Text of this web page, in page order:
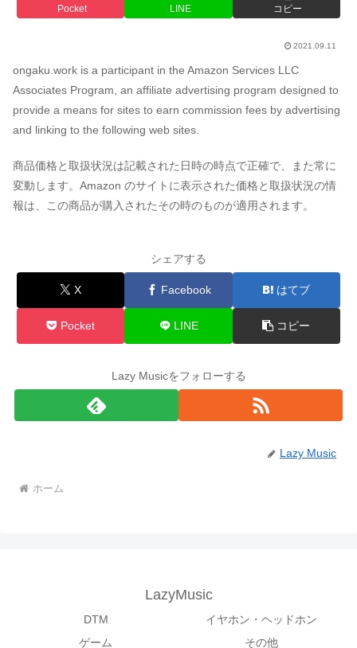
Pocket LINE コピー
2021.09.11
ongaku.work is a participant in the Amazon Services LLC
Associates Program, an affiliate advertising program designed to
provide a means for sites to earn commission fees by advertising
and linking to the following web sites.
商品価格と取扱状況は記載された日時の時点で正確で、また常に
変動します。Amazon のサイトに表示された価格と取扱状況の情
報は、この商品が購入されたその時のものが適用されます。
シェアする
X Facebook はてブ
Pocket LINE コピー
Lazy Musicをフォローする
Lazy Music
ホーム
LazyMusic
DTM
イヤホン・ヘッドホン
ゲーム
その他